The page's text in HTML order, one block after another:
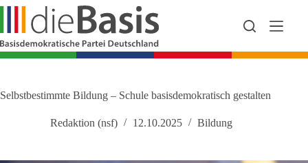
Zum
springen
Selbstbestimmte Bildung – Schule basisdemokratisch gestalten
Redaktion (nsf) 12.10.2025 Bildung